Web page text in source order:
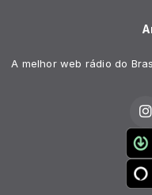
A melhor web rádio do